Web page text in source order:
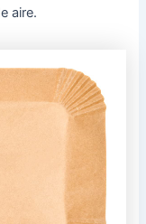
aire.